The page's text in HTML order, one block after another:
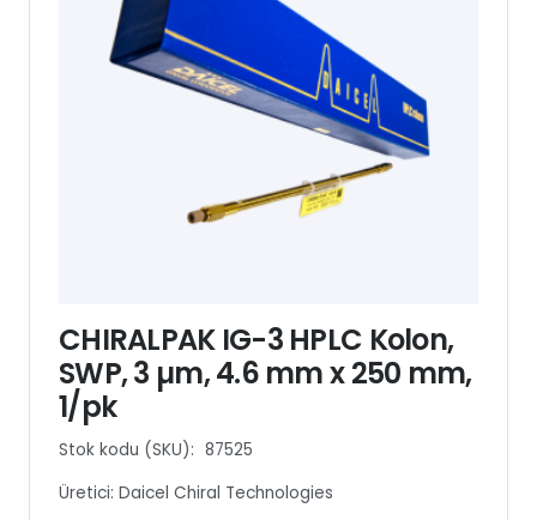
CHIRALPAK IG-3 HPLC Kolon,
SWP, 3 µm, 4.6 mm x 250 mm,
1/pk
Stok kodu (SKU): 87525
Üretici: Daicel Chiral Technologies